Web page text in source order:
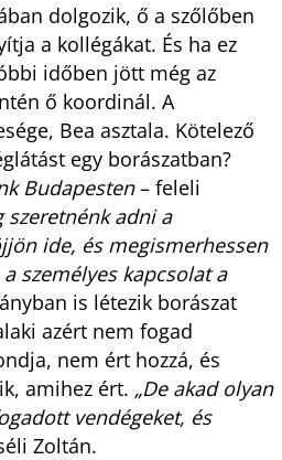
dolgozik, ő a szőlőben
a kollégákat. És ha ez
időben jött még az
ő koordinál. A
Bea asztala. Kötelező
egy borászatban?
Budapesten– feleli
szeretnénk adni a
ide, és megismerhessen
személyes kapcsolat a
is létezik borászat
azért nem fogad
nem ért hozzá, és
amihez ért. „De akad olyan
vendégeket, és
Zoltán.